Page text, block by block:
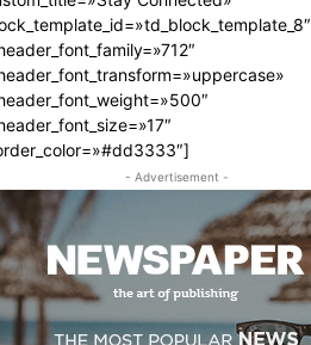
- Advertisement -